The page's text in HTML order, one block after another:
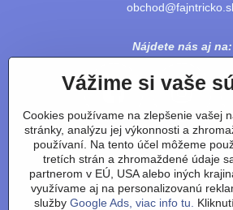
Nájdete nás aj na:
Vážime si vaše
Cookies používame na zlepšenie vašej
stránky, analýzu jej výkonnosti a
používaní. Na tento účel môžeme
tretích strán a zhromaždené údaje
partnerom v EÚ, USA alebo iných
využívame aj na personalizovanú
služby Google Ads, viac info tu.